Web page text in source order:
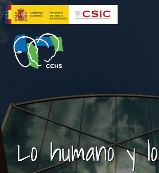
Pasar
al
contenido
principal
Lo humano y